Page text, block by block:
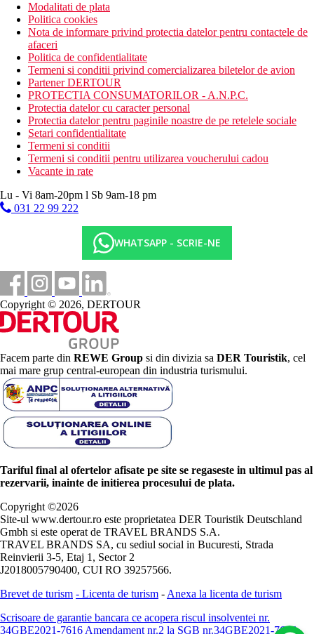
Modalitati de plata
Politica cookies
Nota de informare privind protectia datelor pentru contactele de
afaceri
Politica de confidentialitate
Termeni si conditii privind comercializarea biletelor de avion
Partener DERTOUR
PROTECTIA CONSUMATORILOR - A.N.P.C.
Protectia datelor cu caracter personal
Protectia datelor pentru paginile noastre de pe retelele sociale
Setari confidentialitate
Termeni si conditii
Termeni si conditii pentru utilizarea voucherului cadou
Vacante in rate
Lu - Vi 8am-20pm l Sb 9am-18 pm
031 22 99 222
WHATSAPP - SCRIE-NE
Copyright © 2026, DERTOUR
Facem parte din REWE Group si din divizia sa DER Touristik, cel
mai mare grup central-european din industria turismului.
Tariful final al ofertelor afisate pe site se regaseste in ultimul pas al
rezervarii, inainte de initierea procesului de plata.
Copyright ©2026
Site-ul www.dertour.ro este proprietatea DER Touristik Deutschland
Gmbh si este operat de TRAVEL BRANDS S.A.
TRAVEL BRANDS SA, cu sediul social in Bucuresti, Strada
Reinvierii 3-5, Etaj 1, Sector 2
J2018005790400, CUI RO 39257566.
Brevet de turism - Licenta de turism - Anexa la licenta de turism
Scrisoare de garantie bancara ce acopera riscul insolventei nr.
34GBE2021-7616 Amendament nr.2 la SGB nr.34GBE2021-7616